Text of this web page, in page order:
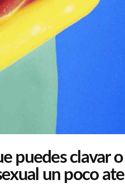
puedes clavar
un poco